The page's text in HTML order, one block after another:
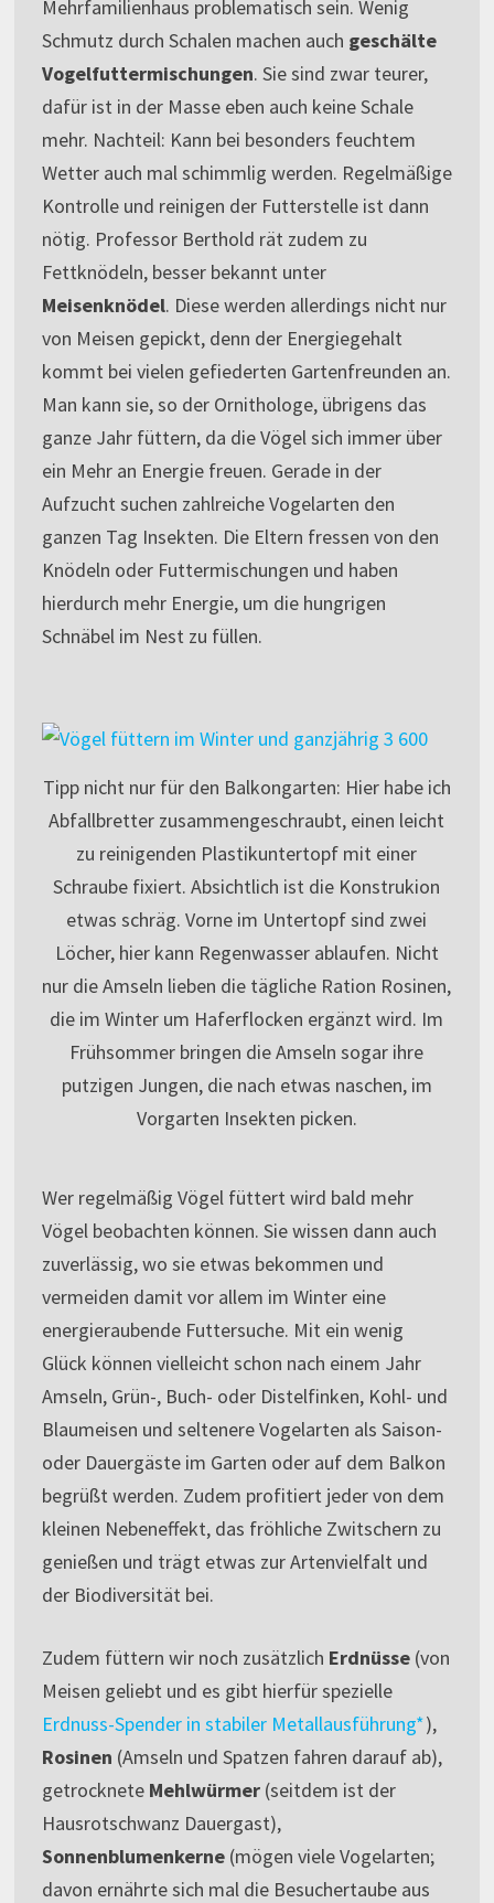
Mehrfamilienhaus problematisch sein. Wenig
Schmutz durch Schalen machen auch geschälte
Vogelfuttermischungen. Sie sind zwar teurer,
dafür ist in der Masse eben auch keine Schale
mehr. Nachteil: Kann bei besonders feuchtem
Wetter auch mal schimmlig werden. Regelmäßige
Kontrolle und reinigen der Futterstelle ist dann
nötig. Professor Berthold rät zudem zu
Fettknödeln, besser bekannt unter
Meisenknödel. Diese werden allerdings nicht nur
von Meisen gepickt, denn der Energiegehalt
kommt bei vielen gefiederten Gartenfreunden an.
Man kann sie, so der Ornithologe, übrigens das
ganze Jahr füttern, da die Vögel sich immer über
ein Mehr an Energie freuen. Gerade in der
Aufzucht suchen zahlreiche Vogelarten den
ganzen Tag Insekten. Die Eltern fressen von den
Knödeln oder Futtermischungen und haben
hierdurch mehr Energie, um die hungrigen
Schnäbel im Nest zu füllen.
Tipp nicht nur für den Balkongarten: Hier habe ich
Abfallbretter zusammengeschraubt, einen leicht
zu reinigenden Plastikuntertopf mit einer
Schraube fixiert. Absichtlich ist die Konstrukion
etwas schräg. Vorne im Untertopf sind zwei
Löcher, hier kann Regenwasser ablaufen. Nicht
nur die Amseln lieben die tägliche Ration Rosinen,
die im Winter um Haferflocken ergänzt wird. Im
Frühsommer bringen die Amseln sogar ihre
putzigen Jungen, die nach etwas naschen, im
Vorgarten Insekten picken.
Wer regelmäßig Vögel füttert wird bald mehr
Vögel beobachten können. Sie wissen dann auch
zuverlässig, wo sie etwas bekommen und
vermeiden damit vor allem im Winter eine
energieraubende Futtersuche. Mit ein wenig
Glück können vielleicht schon nach einem Jahr
Amseln, Grün-, Buch- oder Distelfinken, Kohl- und
Blaumeisen und seltenere Vogelarten als Saison-
oder Dauergäste im Garten oder auf dem Balkon
begrüßt werden. Zudem profitiert jeder von dem
kleinen Nebeneffekt, das fröhliche Zwitschern zu
genießen und trägt etwas zur Artenvielfalt und
der Biodiversität bei.
Zudem füttern wir noch zusätzlich Erdnüsse(von
Meisen geliebt und es gibt hierfür spezielle
Erdnuss-Spender in stabiler Metallausführung*),
Rosinen (Amseln und Spatzen fahren darauf ab),
getrocknete Mehlwürmer(seitdem ist der
Hausrotschwanz Dauergast),
Sonnenblumenkerne(mögen viele Vogelarten;
davon ernährte sich mal die Besuchertaube aus